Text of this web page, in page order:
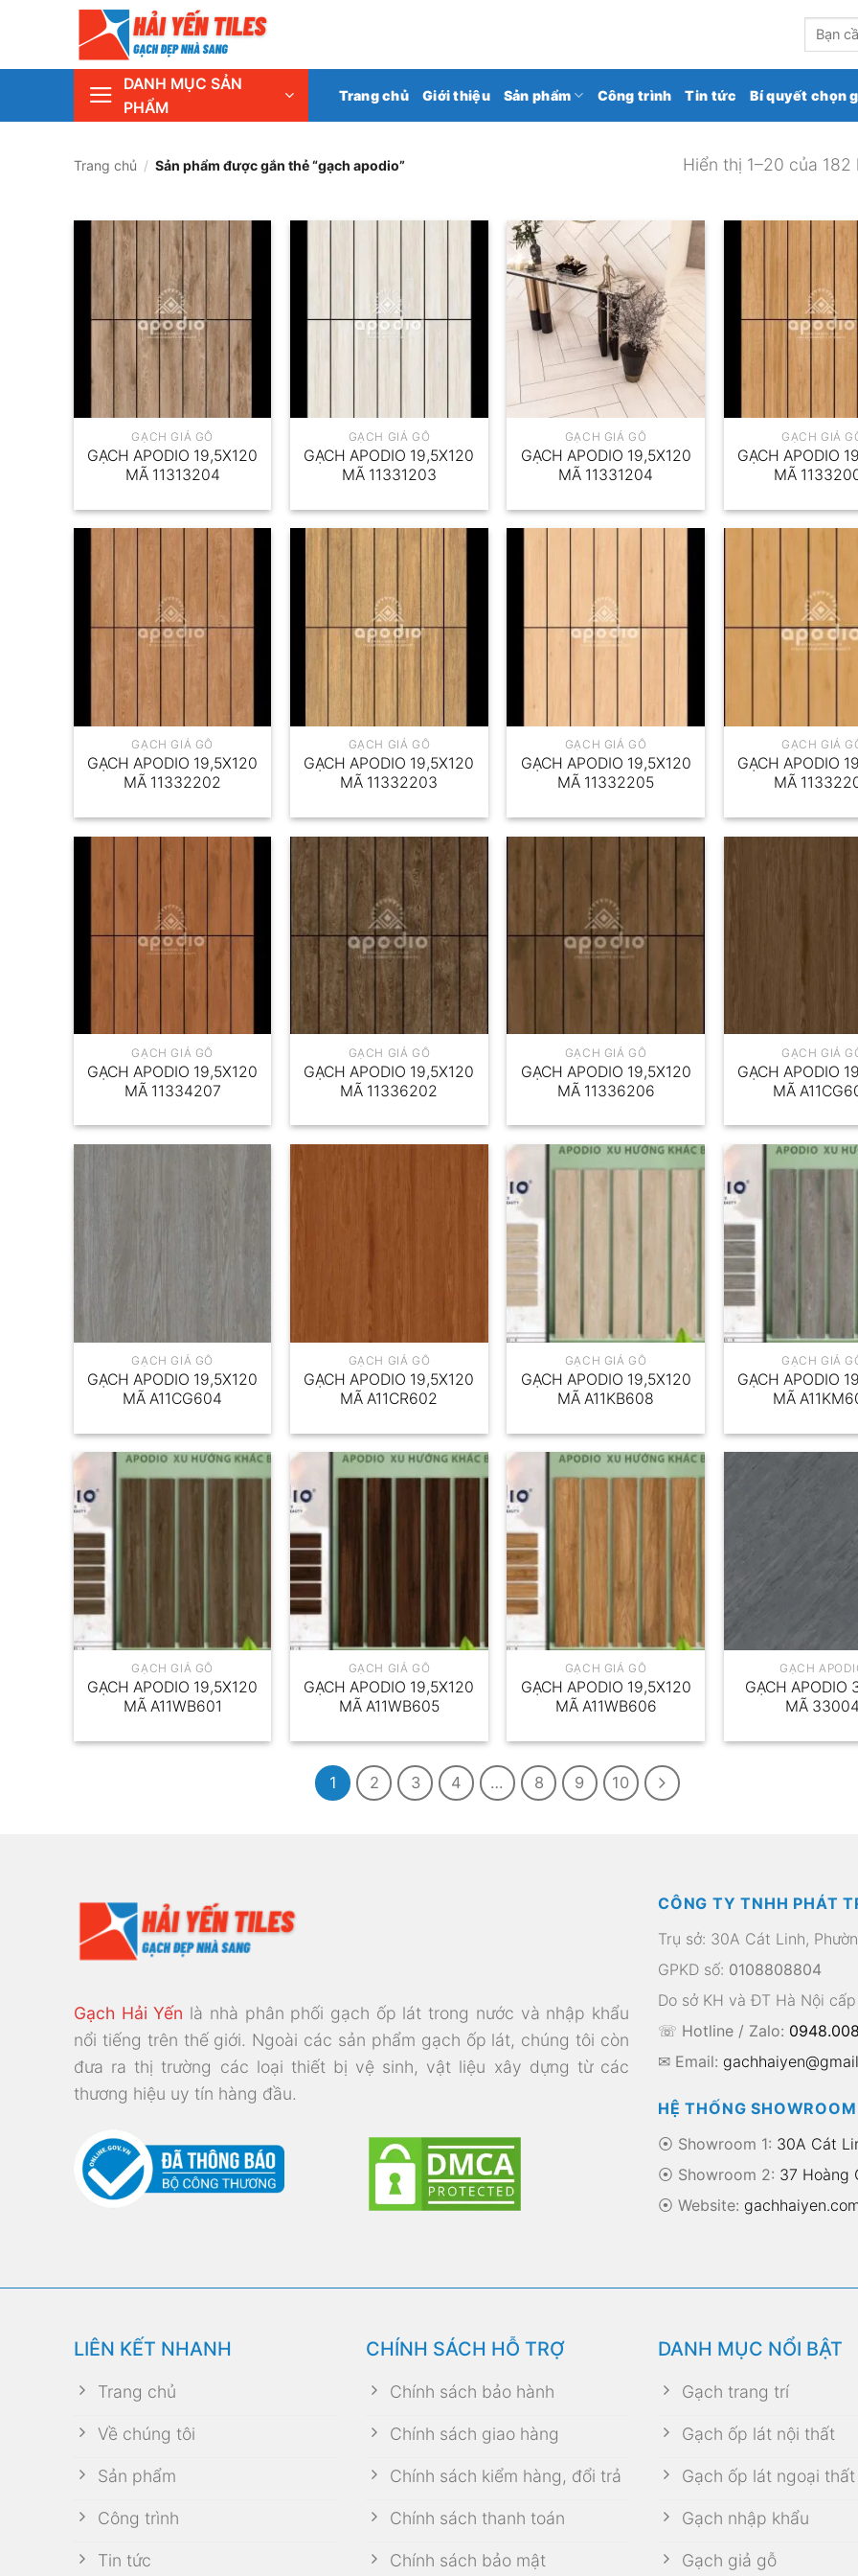
content
Tìm
kiếm:
DANH MỤC SẢN
PHẨM
Trang chủ Giới thiệu Sản phẩm Công trình Tin tức Bí quyết chọn
Trang chủ / Sản phẩm được gắn thẻ “gạch apodio” Hiển thị 1–20 của 182
GẠCH GIẢ GỖ
GẠCH APODIO 19,5X120
MÃ 11313204
GẠCH GIẢ GỖ
GẠCH APODIO 19,5X120
MÃ 11331203
GẠCH GIẢ GỖ
GẠCH APODIO 19,5X120
MÃ 11331204
GẠCH GIẢ
GẠCH APODIO
MÃ
GẠCH GIẢ GỖ
GẠCH APODIO 19,5X120
MÃ 11332202
GẠCH GIẢ GỖ
GẠCH APODIO 19,5X120
MÃ 11332203
GẠCH GIẢ GỖ
GẠCH APODIO 19,5X120
MÃ 11332205
GẠCH GIẢ
GẠCH APODIO
MÃ
GẠCH GIẢ GỖ
GẠCH APODIO 19,5X120
MÃ 11334207
GẠCH GIẢ GỖ
GẠCH APODIO 19,5X120
MÃ 11336202
GẠCH GIẢ GỖ
GẠCH APODIO 19,5X120
MÃ 11336206
GẠCH GIẢ
GẠCH APODIO
MÃ
GẠCH GIẢ GỖ
GẠCH APODIO 19,5X120
MÃ A11CG604
GẠCH GIẢ GỖ
GẠCH APODIO 19,5X120
MÃ A11CR602
GẠCH GIẢ GỖ
GẠCH APODIO 19,5X120
MÃ A11KB608
GẠCH GIẢ
GẠCH APODIO
MÃ
GẠCH GIẢ GỖ
GẠCH APODIO 19,5X120
MÃ A11WB601
GẠCH GIẢ GỖ
GẠCH APODIO 19,5X120
MÃ A11WB605
GẠCH GIẢ GỖ
GẠCH APODIO 19,5X120
MÃ A11WB606
GẠCH
GẠCH APODIO
MÃ 33004
1 2 3 4 … 8 9 10
Gạch Hải Yến là nhà phân phối gạch ốp lát trong nước và nhập khẩu
nổi tiếng trên thế giới. Ngoài các sản phẩm gạch ốp lát, chúng tôi còn
đưa ra thị trường các loại thiết bị vệ sinh, vật liệu xây dựng từ các
thương hiệu uy tín hàng đầu.
CÔNG TY TNHH PHÁT
Trụ sở: 30A Cát Linh,
GPKD số: 0108808804
Do sở KH và ĐT Hà Nội
☏ Hotline / Zalo:
✉ Email:
HỆ THỐNG SHOWROOM
⦿ Showroom 1: 30A Cát
⦿ Showroom 2: 37 Hoàng
⦿ Website:
LIÊN KẾT NHANH
Trang chủ
Về chúng tôi
Sản phẩm
Công trình
Tin tức
CHÍNH SÁCH HỖ TRỢ
Chính sách bảo hành
Chính sách giao hàng
Chính sách kiểm hàng, đổi trả
Chính sách thanh toán
Chính sách bảo mật
DANH MỤC NỔI BẬT
Gạch trang trí
Gạch ốp lát nội thất
Gạch ốp lát ngoại thất
Gạch nhập khẩu
Gạch giả gỗ